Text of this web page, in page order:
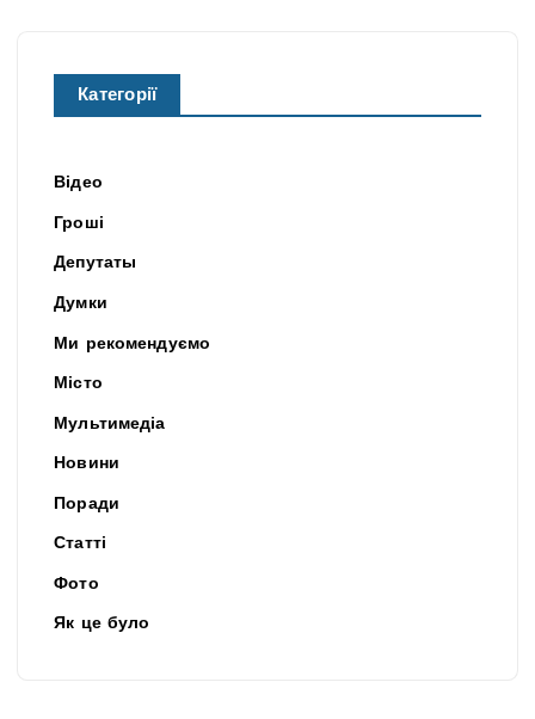
Категорії
Відео
Гроші
Депутаты
Думки
Ми рекомендуємо
Місто
Мультимедіа
Новини
Поради
Статті
Фото
Як це було